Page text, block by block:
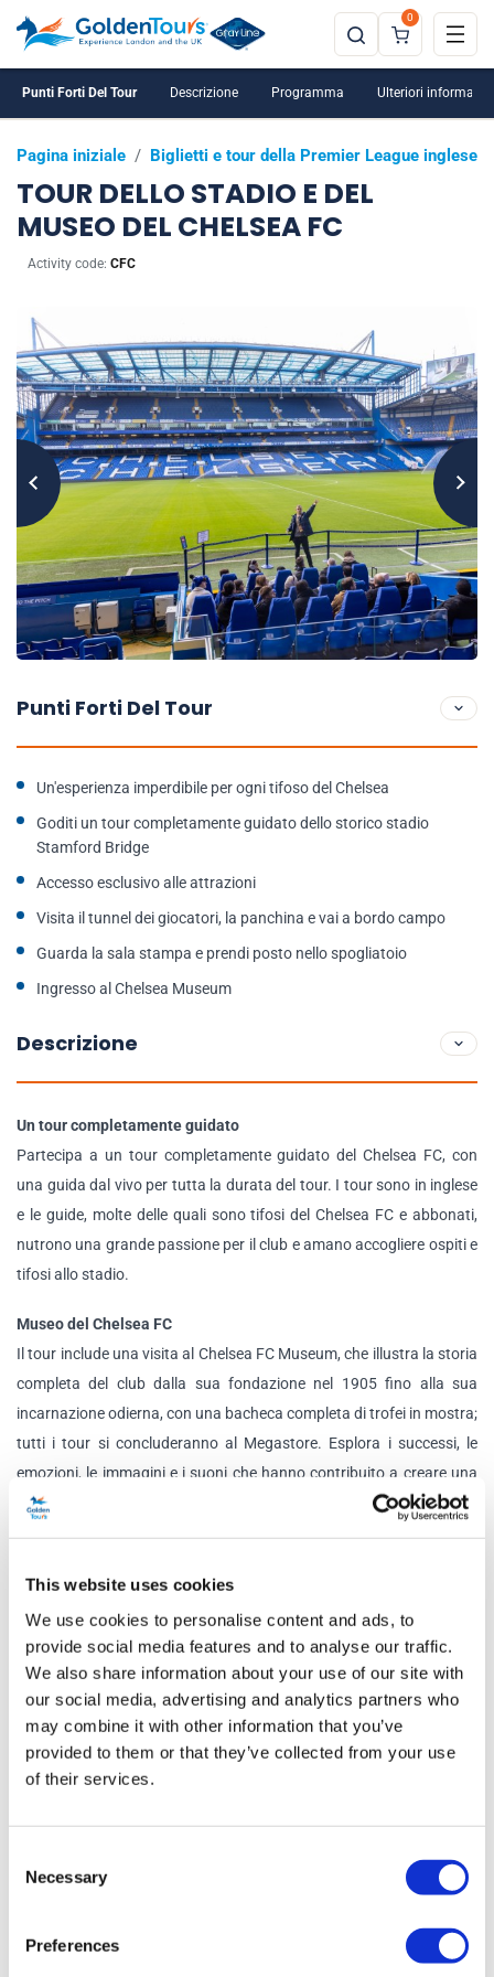
This website uses cookies
We use cookies to personalise content and ads, to
provide social media features and to analyse our traffic.
We also share information about your use of our site with
our social media, advertising and analytics partners who
may combine it with other information that you’ve
provided to them or that they’ve collected from your use
of their services.
Selection
Necessary
Preferences
0
Pagina iniziale / Biglietti e tour della Premier League inglese
TOUR DELLO STADIO E DEL
MUSEO DEL CHELSEA FC
Activity code: CFC
Punti Forti Del Tour Descrizione Programma Ulteriori
Punti Forti Del Tour
Un'esperienza imperdibile per ogni tifoso del Chelsea
Goditi un tour completamente guidato dello storico stadio
Stamford Bridge
Accesso esclusivo alle attrazioni
Visita il tunnel dei giocatori, la panchina e vai a bordo campo
Guarda la sala stampa e prendi posto nello spogliatoio
Ingresso al Chelsea Museum
Descrizione
Un tour completamente guidato
Partecipa a un tour completamente guidato del Chelsea FC, con
una guida dal vivo per tutta la durata del tour. I tour sono in inglese
e le guide, molte delle quali sono tifosi del Chelsea FC e abbonati,
nutrono una grande passione per il club e amano accogliere ospiti e
tifosi allo stadio.
Museo del Chelsea FC
Il tour include una visita al Chelsea FC Museum, che illustra la storia
completa del club dalla sua fondazione nel 1905 fino alla sua
incarnazione odierna, con una bacheca completa di trofei in mostra;
tutti i tour si concluderanno al Megastore. Esplora i successi, le
emozioni, le immagini e i suoni che hanno contribuito a creare una
delle squadre più affascinanti del calcio, dai suoi esordi nel 1905
Ogni ospite del tour riceverà la connessione Wi-Fi gratuita, un
cordino omaggio del Chelsea FC e un certificato personale come
ricordo della visita. Il tour dura 60 minuti e comprende tutte le aree
più popolari, tra cui The Home Dressing Room, The Press Room e il
Tunnel.
Programma
Le visite guidate si svolgono tutti i giorni (tranne nei giorni